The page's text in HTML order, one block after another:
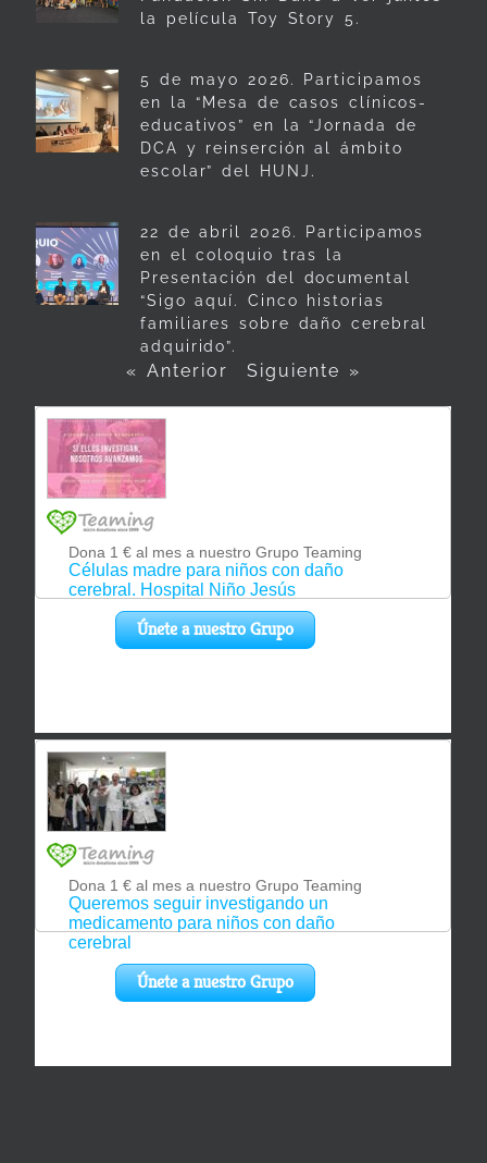
la película Toy Story 5.
5 de mayo 2026. Participamos
en la “Mesa de casos clínicos-
educativos” en la “Jornada de
DCA y reinserción al ámbito
escolar” del HUNJ.
22 de abril 2026. Participamos
en el coloquio tras la
Presentación del documental
“Sigo aquí. Cinco historias
familiares sobre daño cerebral
adquirido”.
« Anterior Siguiente »